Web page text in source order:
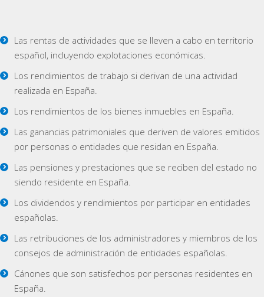
Las rentas de actividades que se lleven a cabo en territorio
español, incluyendo explotaciones económicas.
Los rendimientos de trabajo si derivan de una actividad
realizada en España.
Los rendimientos de los bienes inmuebles en España.
Las ganancias patrimoniales que deriven de valores emitidos
por personas o entidades que residan en España.
Las pensiones y prestaciones que se reciben del estado no
siendo residente en España.
Los dividendos y rendimientos por participar en entidades
españolas.
Las retribuciones de los administradores y miembros de los
consejos de administración de entidades españolas.
Cánones que son satisfechos por personas residentes en
España.